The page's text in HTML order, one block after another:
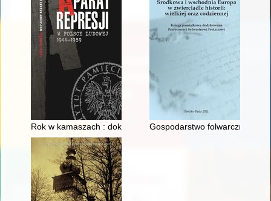
Rok w kamaszach : dokumenty dotyczące służby wojskowej
Gospodarstwo folwarczne w